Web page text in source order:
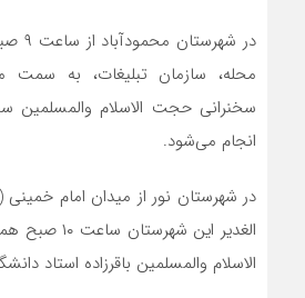
در
محله، سازمان تبلیغات، به سمت
سخنرانی حجت الاسلام والمسلمین
انجام می‌شود.
در شهرستان نور از میدان امام
الغدیر این
الاسلام والمسلمین باقرزاده استاد